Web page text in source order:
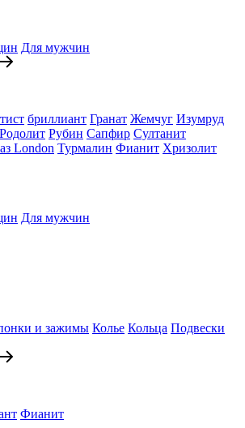
Для мужчин
бриллиант Гранат Жемчуг Изумруд
Родолит Рубин Сапфир Султанит
London Турмалин Фианит Хризолит
Для мужчин
и зажимы Колье Кольца Подвески
Фианит